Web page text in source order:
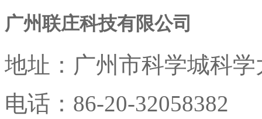
广州联庄科技有限公司
地址： 广州市科学城科
电话： 86-20-32058382